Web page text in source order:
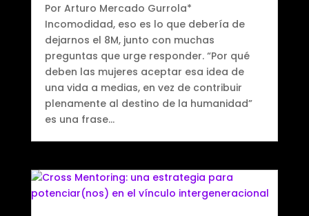
Por Arturo Mercado Gurrola*
Incomodidad, eso es lo que debería de
dejarnos el 8M, junto con muchas
preguntas que urge responder. “Por qué
deben las mujeres aceptar esa idea de
una vida a medias, en vez de contribuir
plenamente al destino de la humanidad”
es una frase...